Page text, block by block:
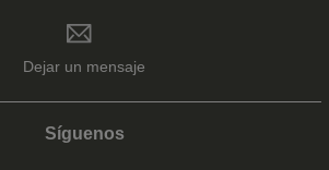
Dejar un mensaje
Síguenos